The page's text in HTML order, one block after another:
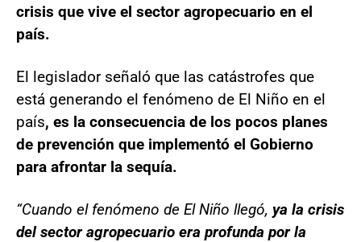
crisis que vive el sector agropecuario en el
país.
El legislador señaló que las catástrofes que
está generando el fenómeno de El Niño en el
país, es la consecuencia de los pocos planes
de prevención que implementó el Gobierno
para afrontar la sequía.
“Cuando el fenómeno de El Niño llegó, ya la crisis
del sector agropecuario era profunda por la